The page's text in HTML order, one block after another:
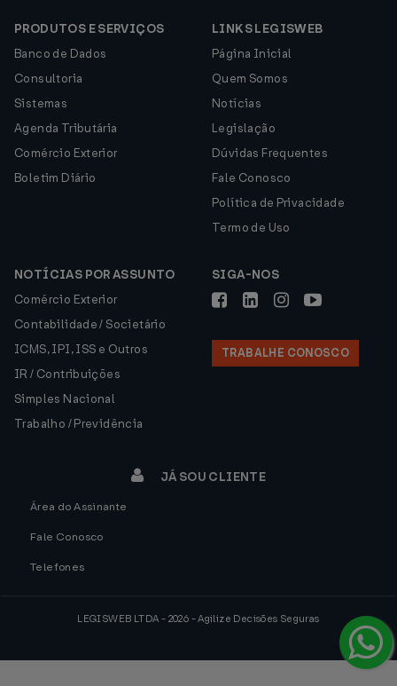
PRODUTOS E SERVIÇOS
Banco de Dados
Consultoria
Sistemas
Agenda Tributária
Comércio Exterior
Boletim Diário
LINKS LEGISWEB
Página Inicial
Quem Somos
Notícias
Legislação
Dúvidas Frequentes
Fale Conosco
Política de Privacidade
Termo de Uso
NOTÍCIAS POR ASSUNTO
Comércio Exterior
Contabilidade / Societário
ICMS, IPI, ISS e Outros
IR / Contribuições
Simples Nacional
Trabalho / Previdência
SIGA-NOS
TRABALHE CONOSCO
JÁ SOU CLIENTE
Área do Assinante
Fale Conosco
Telefones
LEGISWEB LTDA - 2026 - Agilize Decisões Seguras